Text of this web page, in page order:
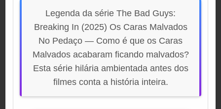
Legenda da série The Bad Guys:
Breaking In (2025) Os Caras Malvados
No Pedaço — Como é que os Caras
Malvados acabaram ficando malvados?
Esta série hilária ambientada antes dos
filmes conta a história inteira.